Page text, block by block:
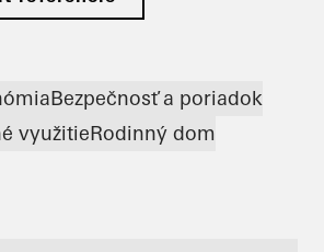
Bezpečnosť a poriadok
využitieRodinný dom